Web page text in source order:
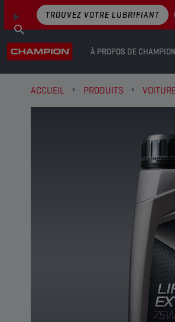
À PROPOS DE CHAMPION
TROUVEZ VOTRE LUBRIFIANT
ACCUEIL PRODUITS